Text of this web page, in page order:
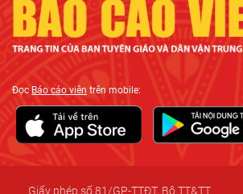
Báo cáo viêntrên mobile: